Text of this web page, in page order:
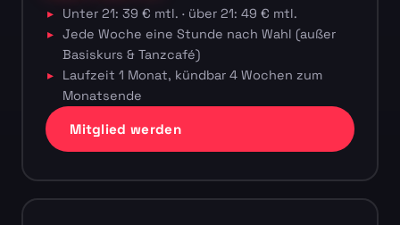
Unter 21: 39 € mtl. · über 21: 49 € mtl.
Jede Woche eine Stunde nach Wahl (außer
Basiskurs & Tanzcafé)
Laufzeit 1 Monat, kündbar 4 Wochen zum
Monatsende
Mitglied werden